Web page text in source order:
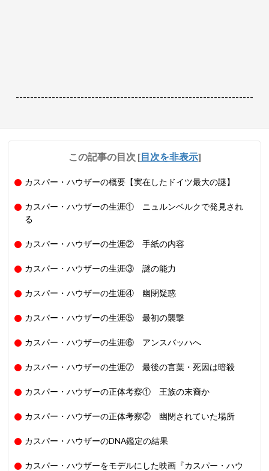
------------------------------------------------------------------
この記事の目次 [目次を非表示]
カスパー・ハウザーの概要【実在したドイツ最大の謎】
カスパー・ハウザーの生涯① ニュルンベルクで発見され
る
カスパー・ハウザーの生涯② 手紙の内容
カスパー・ハウザーの生涯③ 謎の能力
カスパー・ハウザーの生涯④ 幽閉疑惑
カスパー・ハウザーの生涯⑤ 最初の襲撃
カスパー・ハウザーの生涯⑥ アンスバッハへ
カスパー・ハウザーの生涯⑦ 最後の言葉・死因は暗殺
カスパー・ハウザーの正体考察① 王族の末裔か
カスパー・ハウザーの正体考察② 幽閉されていた場所
カスパー・ハウザーのDNA鑑定の結果
カスパー・ハウザーをモデルにした映画『カスパー・ハウ